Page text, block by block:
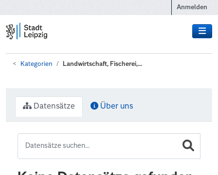
Anmelden
Kategorien Landwirtschaft, Fischerei,...
Datensätze Über uns